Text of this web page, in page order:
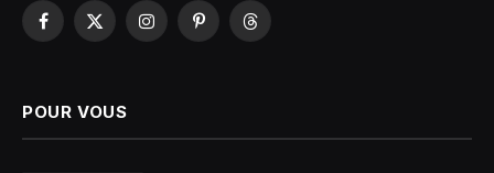
Facebook
X
InstagramPinterestThreads
POUR VOUS